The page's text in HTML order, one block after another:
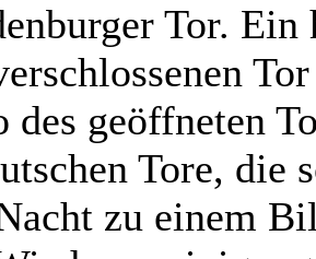
Tor.
des geöffneten
Tore, die
zu einem